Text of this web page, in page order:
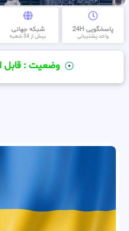
پاسخگویی 24H
واحد پشتیبانی
شبکه جهانی
بیش از 34 شعبه
وضعیت : قابل